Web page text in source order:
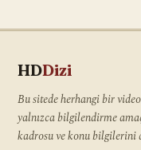
HDDizi
Bu sitede herhangi bir
yalnızca bilgilendirme
kadrosu ve konu bilgilerini